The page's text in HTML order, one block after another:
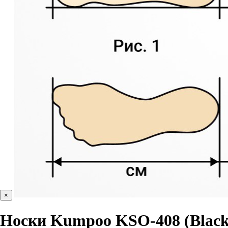
×
Носки Kumpoo KSO-408